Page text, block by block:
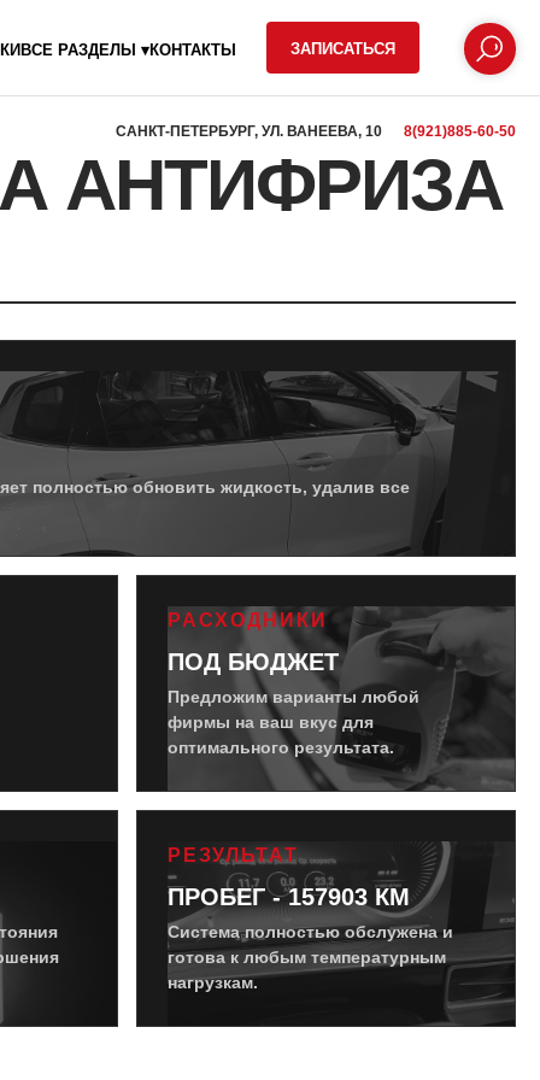
ВСЕ РАЗДЕЛЫ ▾КОНТАКТЫ ЗАПИСАТЬСЯ
САНКТ-ПЕТЕРБУРГ, УЛ. ВАНЕЕВА, 10 8(921)885-60-50
АНТИФРИЗА
полностью обновить жидкость, удалив все
РАСХОДНИКИ
ПОД БЮДЖЕТ
Предложим варианты любой
фирмы на ваш вкус для
оптимального результата.
РЕЗУЛЬТАТ
ПРОБЕГ - 157903 КМ
Система полностью обслужена и
готова к любым температурным
нагрузкам.